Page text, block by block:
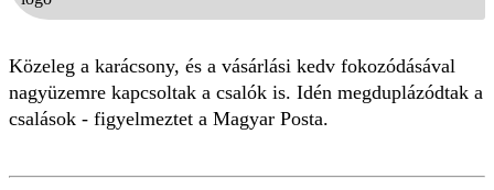
Közeleg a karácsony, és a vásárlási kedv fokozódásával
nagyüzemre kapcsoltak a csalók is. Idén megduplázódtak a
csalások - figyelmeztet a Magyar Posta.